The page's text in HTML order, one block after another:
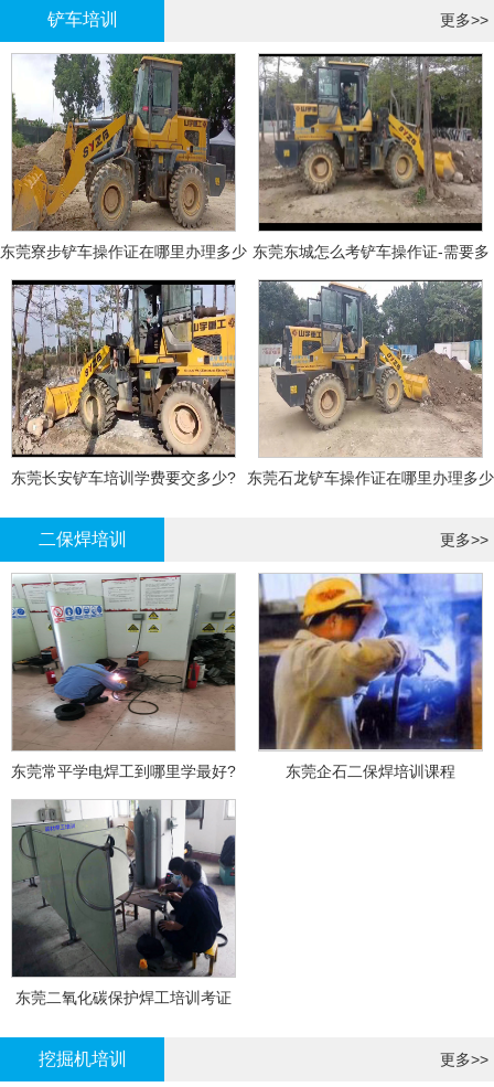
铲车培训 更多>>
东莞寮步铲车操作证在哪里办理多少
钱
东莞东城怎么考铲车操作证-需要多
少钱?
东莞长安铲车培训学费要交多少?
东莞石龙铲车操作证在哪里办理多少
二保焊培训 更多>>
东莞常平学电焊工到哪里学最好? 东莞企石二保焊培训课程
东莞二氧化碳保护焊工培训考证
挖掘机培训 更多>>